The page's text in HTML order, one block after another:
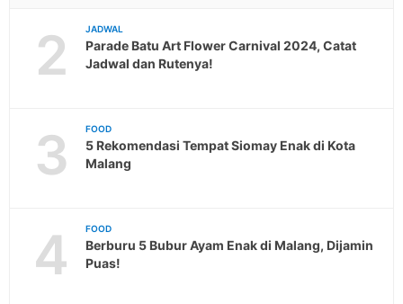
2 JADWAL
Parade Batu Art Flower Carnival 2024, Catat
Jadwal dan Rutenya!
3 FOOD
5 Rekomendasi Tempat Siomay Enak di Kota
Malang
4 FOOD
Berburu 5 Bubur Ayam Enak di Malang, Dijamin
Puas!